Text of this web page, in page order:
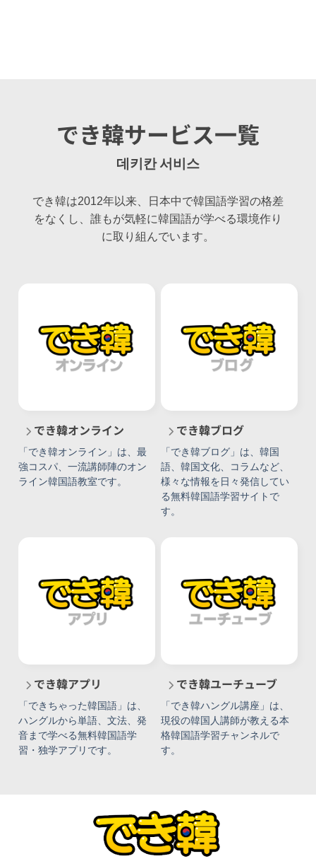
でき韓サービス一覧
데키칸 서비스
でき韓は2012年以来、日本中で韓国語学習の格差
をなくし、誰もが気軽に韓国語が学べる環境作り
に取り組んでいます。
でき韓オンライン
「でき韓オンライン」は、最
強コスパ、一流講師陣のオン
ライン韓国語教室です。
でき韓ブログ
「でき韓ブログ」は、韓国
語、韓国文化、コラムなど、
様々な情報を日々発信してい
る無料韓国語学習サイトで
す。
でき韓アプリ
「できちゃった韓国語」は、
ハングルから単語、文法、発
音まで学べる無料韓国語学
習・独学アプリです。
でき韓ユーチューブ
「でき韓ハングル講座」は、
現役の韓国人講師が教える本
格韓国語学習チャンネルで
す。